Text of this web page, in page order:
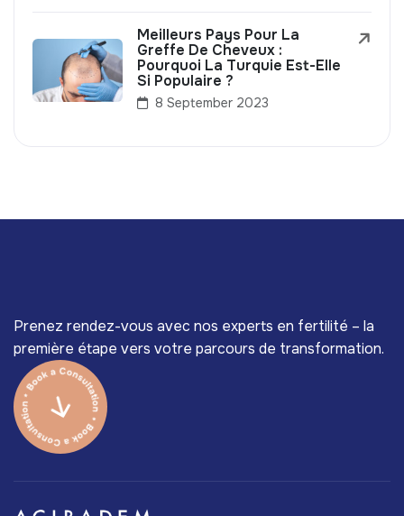
Meilleurs Pays Pour La
Greffe De Cheveux :
Pourquoi La Turquie Est-Elle
Si Populaire ?
8 September 2023
Prenez rendez-vous avec nos experts en fertilité – la
première étape vers votre parcours de transformation.